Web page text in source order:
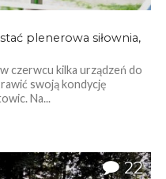
plenerowa siłownia,
czerwcu kilka urządzeń do
swoją kondycję
Na...
22